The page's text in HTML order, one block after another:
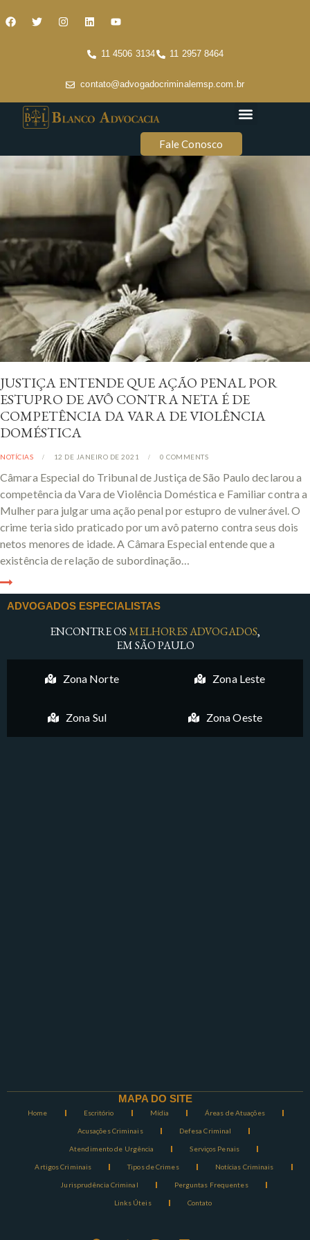
11 4506 3134 11 2957 8464
contato@advogadocriminalemsp.com.br
Fale Conosco
JUSTIÇA ENTENDE QUE AÇÃO PENAL POR
ESTUPRO DE AVÔ CONTRA NETA É DE
COMPETÊNCIA DA VARA DE VIOLÊNCIA
DOMÉSTICA
NOTÍCIAS 12 DE JANEIRO DE 2021 0 COMMENTS
Câmara Especial do Tribunal de Justiça de São Paulo declarou a
competência da Vara de Violência Doméstica e Familiar contra a
Mulher para julgar uma ação penal por estupro de vulnerável. O
crime teria sido praticado por um avô paterno contra seus dois
netos menores de idade. A Câmara Especial entende que a
existência de relação de subordinação…
ADVOGADOS ESPECIALISTAS
ENCONTRE OSMELHORES ADVOGADOS,
EM SÃO PAULO
Zona Norte Zona Leste
Zona Sul Zona Oeste
MAPA DO SITE
Home Escritório Mídia Áreas de Atuações
Acusações Criminais Defesa Criminal
Atendimento de Urgência Serviços Penais
Artigos Criminais Tipos de Crimes Notícias Criminais
Jurisprudência Criminal Perguntas Frequentes
Links Úteis Contato